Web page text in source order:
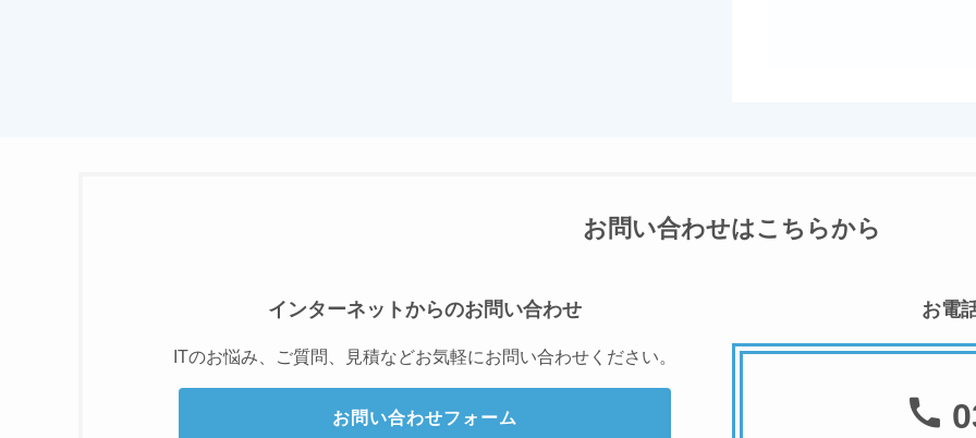
お問い合わせはこちらから
インターネットからのお問い合わせ
ITのお悩み、ご質問、見積などお気軽にお問い合わせください。
お問い合わせフォーム
お電